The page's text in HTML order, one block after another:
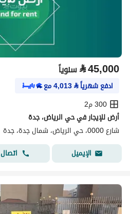
⃁45,000 سنوياً
ادفع شهرياً⃁
4,013مع
300 م2
أرض للإيجار في حي الرياض، جدة
شارع 0000، حي الرياض، شمال جدة، جدة
الإيميل
اتصال